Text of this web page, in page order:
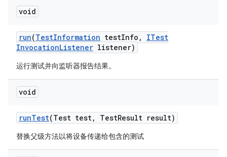
void
run(TestInformation testInfo ,
ITest
InvocationListener listener)
运行测试并向监听器报告结果。
void
runTest(Test test, TestResult result)
替换父级方法以将设备传递给包含的测试